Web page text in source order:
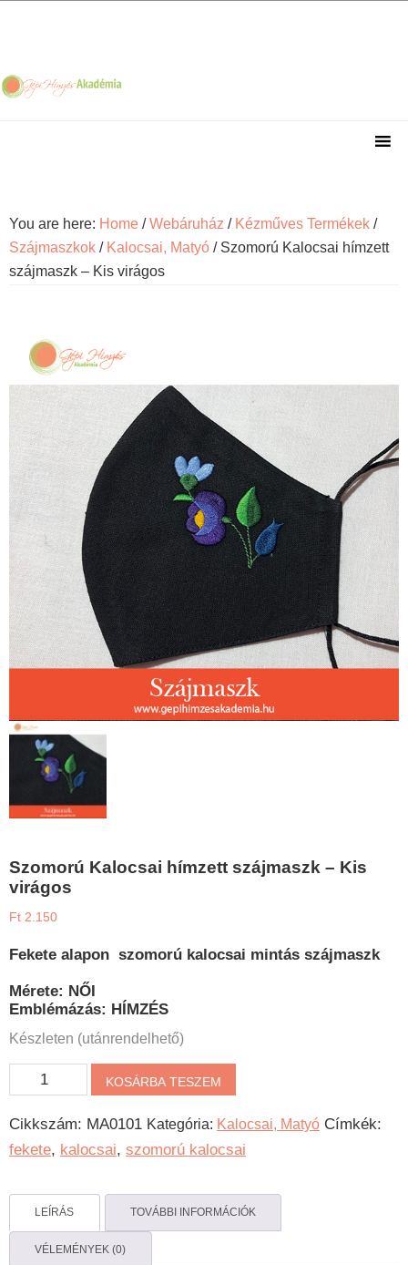
navigation
content
sidebar
You are here: Home / Webáruház / Kézműves Termékek /
Szájmaszkok / Kalocsai, Matyó / Szomorú Kalocsai hímzett
szájmaszk – Kis virágos
Szomorú Kalocsai hímzett szájmaszk – Kis
virágos
Ft 2.150
Fekete alapon szomorú kalocsai mintás szájmaszk
Mérete: NŐI
Emblémázás: HÍMZÉS
Készleten (utánrendelhető)
Szomorú
Kalocsai
hímzett
szájmaszk
virágos
mennyiség
KOSÁRBA TESZEM
Cikkszám: MA0101 Kategória: Kalocsai, Matyó Címkék:
fekete, kalocsai, szomorú kalocsai
LEÍRÁS TOVÁBBI INFORMÁCIÓK
VÉLEMÉNYEK (0)